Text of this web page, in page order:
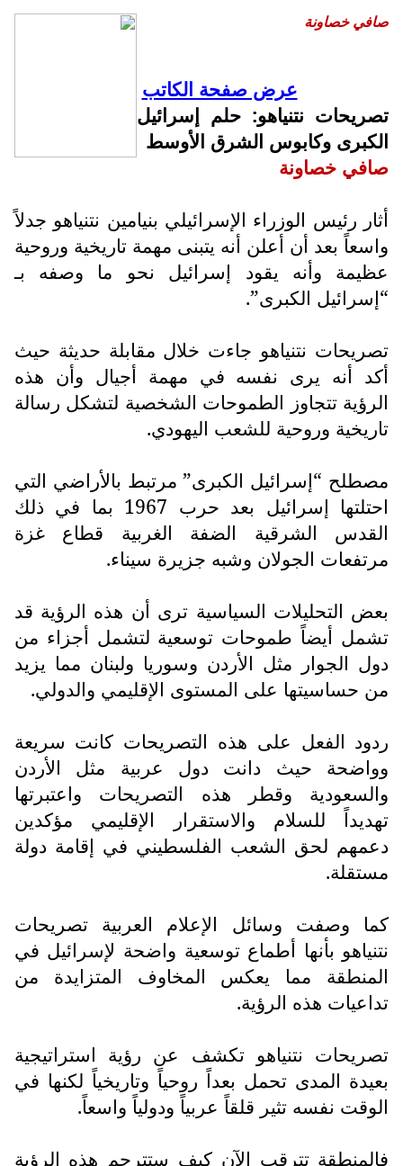
صافي خصاونة
عرض صفحة الكاتب
تصريحات نتنياهو: حلم إسرائيل
الكبرى وكابوس الشرق الأوسط
صافي خصاونة
أثار رئيس الوزراء الإسرائيلي بنيامين نتنياهو جدلاً
واسعاً بعد أن أعلن أنه يتبنى مهمة تاريخية وروحية
عظيمة وأنه يقود إسرائيل نحو ما وصفه بـ
“إسرائيل الكبرى”.
تصريحات نتنياهو جاءت خلال مقابلة حديثة حيث
أكد أنه يرى نفسه في مهمة أجيال وأن هذه
الرؤية تتجاوز الطموحات الشخصية لتشكل رسالة
تاريخية وروحية للشعب اليهودي.
مصطلح “إسرائيل الكبرى” مرتبط بالأراضي التي
احتلتها إسرائيل بعد حرب 1967 بما في ذلك
القدس الشرقية الضفة الغربية قطاع غزة
مرتفعات الجولان وشبه جزيرة سيناء.
بعض التحليلات السياسية ترى أن هذه الرؤية قد
تشمل أيضاً طموحات توسعية لتشمل أجزاء من
دول الجوار مثل الأردن وسوريا ولبنان مما يزيد
من حساسيتها على المستوى الإقليمي والدولي.
ردود الفعل على هذه التصريحات كانت سريعة
وواضحة حيث دانت دول عربية مثل الأردن
والسعودية وقطر هذه التصريحات واعتبرتها
تهديداً للسلام والاستقرار الإقليمي مؤكدين
دعمهم لحق الشعب الفلسطيني في إقامة دولة
مستقلة.
كما وصفت وسائل الإعلام العربية تصريحات
نتنياهو بأنها أطماع توسعية واضحة لإسرائيل في
المنطقة مما يعكس المخاوف المتزايدة من
تداعيات هذه الرؤية.
تصريحات نتنياهو تكشف عن رؤية استراتيجية
بعيدة المدى تحمل بعداً روحياً وتاريخياً لكنها في
الوقت نفسه تثير قلقاً عربياً ودولياً واسعاً.
فالمنطقة تترقب الآن كيف ستترجم هذه الرؤية